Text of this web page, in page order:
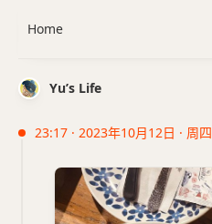
Yu’s Life
23:17 · 2023年10月12日 · 周四
Home